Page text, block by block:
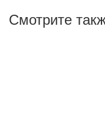
Смотрите